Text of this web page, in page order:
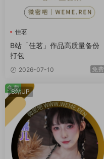
佳茗
B站「佳茗」作品高质量备份
打包
2026-07-10 免费
B站UP
免费